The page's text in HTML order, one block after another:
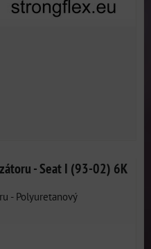
- Seat I (93-02) 6K
- Polyuretanový